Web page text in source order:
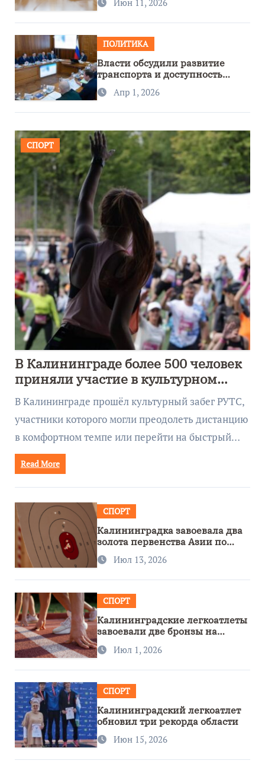
ПОЛИТИКА
Власти обсудили развитие
транспорта и доступность
региона
Апр 1, 2026
СПОРТ
В Калининграде более 500 человек
приняли участие в культурном
забеге
В Калининграде прошёл культурный забег РУТС,
участники которого могли преодолеть дистанцию
в комфортном темпе или перейти на быстрый…
Read More
СПОРТ
Калининградка завоевала два
золота первенства Азии по
метанию ножа
Июл 13, 2026
СПОРТ
Калининградские легкоатлеты
завоевали две бронзы на
первенстве России
Июл 1, 2026
СПОРТ
Калининградский легкоатлет
обновил три рекорда области
Июн 15, 2026